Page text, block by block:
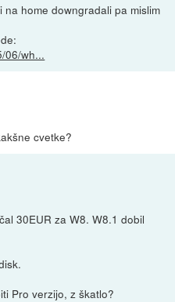
home downgradali pa mislim
06/wh...
cvetke?
30EUR za W8. W8.1 dobil
Pro verzijo, z škatlo?